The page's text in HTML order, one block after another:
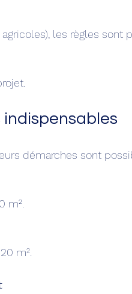
démarches sont
m².
m².